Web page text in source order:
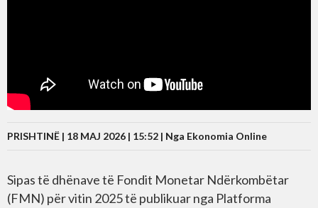
PRISHTINË | 18 MAJ 2026 | 15:52 | Nga Ekonomia Online
Sipas të dhënave të Fondit Monetar Ndërkombëtar
(FMN) për vitin 2025 të publikuar nga Platforma